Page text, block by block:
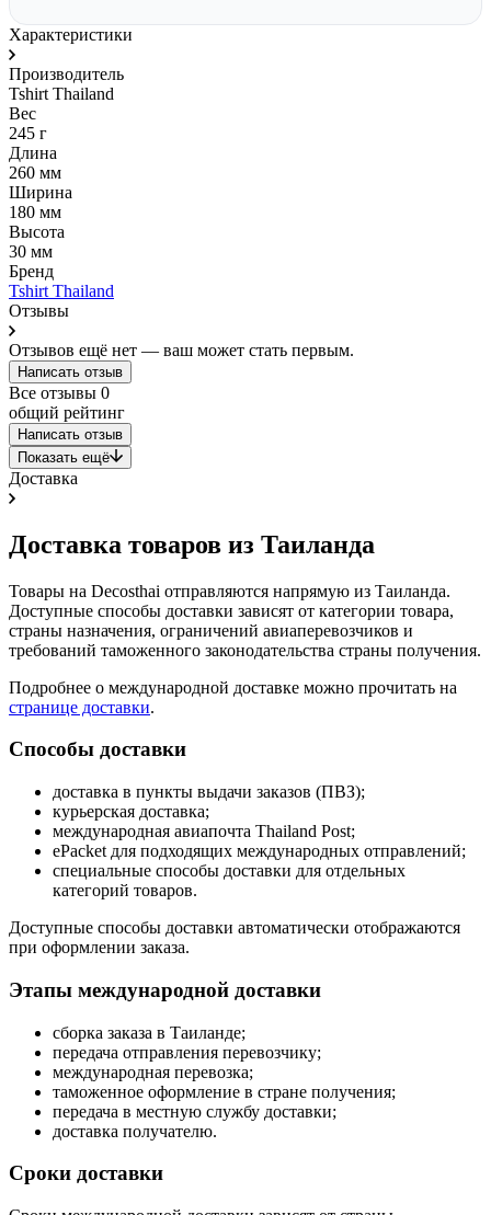
Характеристики
Производитель
Tshirt Thailand
Вес
245 г
Длина
260 мм
Ширина
180 мм
Высота
30 мм
Бренд
Tshirt Thailand
Отзывы
Отзывов ещё нет — ваш может стать первым.
Написать отзыв
Все отзывы 0
общий рейтинг
Написать отзыв
Показать ещё
Доставка
Доставка товаров из Таиланда
Товары на Decosthai отправляются напрямую из Таиланда.
Доступные способы доставки зависят от категории товара,
страны назначения, ограничений авиаперевозчиков и
требований таможенного законодательства страны получения.
Подробнее о международной доставке можно прочитать на
странице доставки.
Способы доставки
доставка в пункты выдачи заказов (ПВЗ);
курьерская доставка;
международная авиапочта Thailand Post;
ePacket для подходящих международных отправлений;
специальные способы доставки для отдельных
категорий товаров.
Доступные способы доставки автоматически отображаются
при оформлении заказа.
Этапы международной доставки
сборка заказа в Таиланде;
передача отправления перевозчику;
международная перевозка;
таможенное оформление в стране получения;
передача в местную службу доставки;
доставка получателю.
Сроки доставки